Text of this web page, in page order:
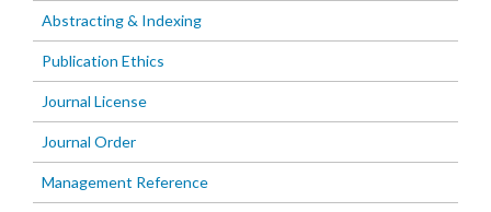
Abstracting & Indexing
Publication Ethics
Journal License
Journal Order
Management Reference